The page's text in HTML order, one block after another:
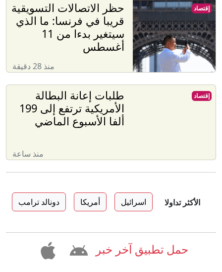
حظر الاتصالات التسويقية
قريبا في فرنسا: ما الذي
سيتغير بدءا من 11
أغسطس
منذ 28 دقيقة
إقتصاد
طلبات إعانة البطالة
الأمريكية ترتفع إلى 199
ألفا الأسبوع الماضي
منذ ساعة
إقتصاد
الأكثر تداولا اسرائيل أمريكا دونالد ترامب
حمل تطبيق آخر خبر